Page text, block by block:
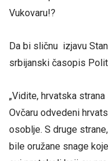
Vukovaru!?
Da bi sličnu izjavu
srbijanski časopis
„Vidite, hrvatska
Ovčaru odvedeni
osoblje. S druge
bile oružane snage